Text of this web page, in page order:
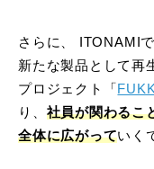
さらに、 ITONAMI
新たな製品として再
プロジェクト「
り、 社員が関わるこ
全体に広がっていく